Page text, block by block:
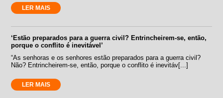
LER MAIS
‘Estão preparados para a guerra civil? Entrincheirem-se, então,
porque o conflito é inevitável’
“As senhoras e os senhores estão preparados para a guerra civil?
Não? Entrincheirem-se, então, porque o conflito é inevitáv[...]
LER MAIS